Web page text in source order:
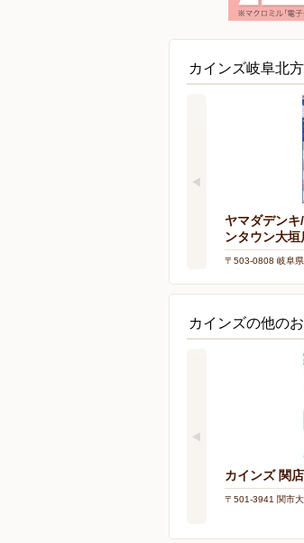
カインズ岐阜北
ヤマダデン
ンタウン大垣
〒503-0808 岐阜
カインズの他の
カインズ 関店
〒501-3941 関市